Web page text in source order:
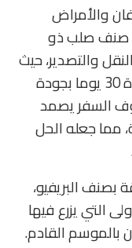
والأمراض
صنف صلب ذو
والتصدير، حيث
نستطيع تخزين الطماطم البريفيو مدة 30 يوما بجودة
السفر يصمد
عالية، مما جعله الحل
بصنف البريفيو،
التي يزرع فيها